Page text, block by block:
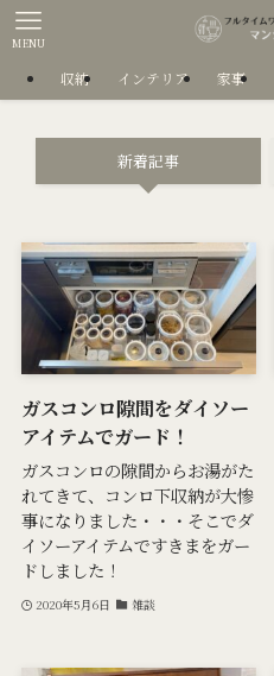
MENU
収納 インテリア 家事
新着記事
ガスコンロ隙間をダイソー
アイテムでガード！
ガスコンロの隙間からお湯がた
れてきて、コンロ下収納が大惨
事になりました・・・そこでダ
イソーアイテムですきまをガー
ドしました！
2020年5月6日 雑談